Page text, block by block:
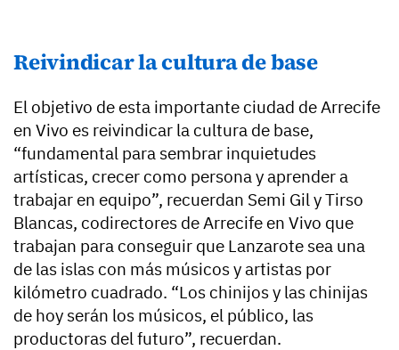
Reivindicar la cultura de base
El objetivo de esta importante ciudad de Arrecife
en Vivo es reivindicar la cultura de base,
“fundamental para sembrar inquietudes
artísticas, crecer como persona y aprender a
trabajar en equipo”, recuerdan Semi Gil y Tirso
Blancas, codirectores de Arrecife en Vivo que
trabajan para conseguir que Lanzarote sea una
de las islas con más músicos y artistas por
kilómetro cuadrado. “Los chinijos y las chinijas
de hoy serán los músicos, el público, las
productoras del futuro”, recuerdan.